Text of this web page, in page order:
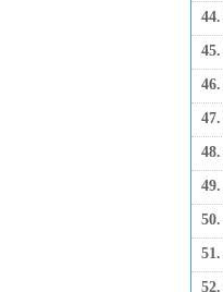
44.
45.
46.
47.
48.
49.
50.
51.
52.